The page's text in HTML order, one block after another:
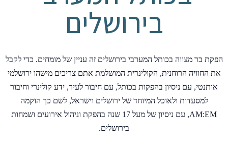
בירושלים
הפקת בר מצווה בכותל המערבי בירושלים זה עניין של מומחים. כדי לקבל
את החוויה הרוחנית, הקולינרית המושלמת אתם צריכים מישהו ירושלמי
אותנטי, עם ניסיון בהפקות בכותל, עם חיבור לעיר, ידע קולינרי וחיבור
למסעדות ולאוכל המיוחד של ירושלים וישראל, לשם כך הוקמה
AM:EM, עם ניסיון של מעל 17 שנה בהפקת וניהול אירועים ושמחות
בירושלים.